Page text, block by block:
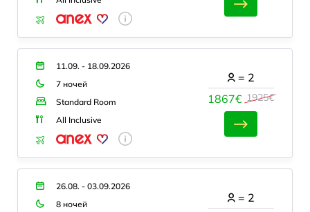
11.09. - 18.09.2026
7 ночей
Standard Room
All Inclusive
1867€ 1925€
= 2
26.08. - 03.09.2026
8 ночей
= 2